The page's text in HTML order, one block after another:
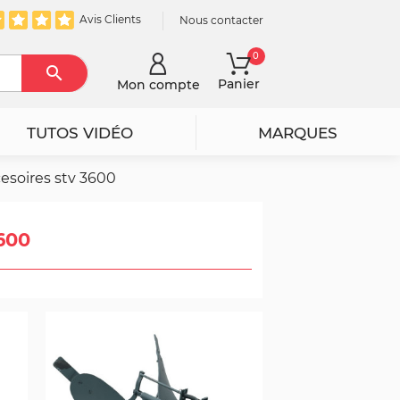
Avis Clients Nous contacter
RechercherMon compte Panier
0
TUTOS VIDÉO MARQUES
stv 3600